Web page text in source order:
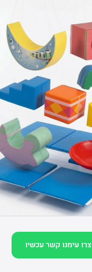
צרו עימנו קשר עכשיו